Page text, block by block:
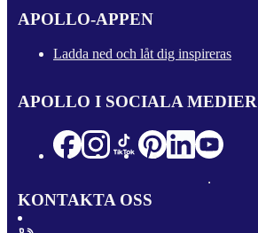
APOLLO-APPEN
Ladda ned och låt dig inspireras
APOLLO I SOCIALA MEDIER
KONTAKTA OSS